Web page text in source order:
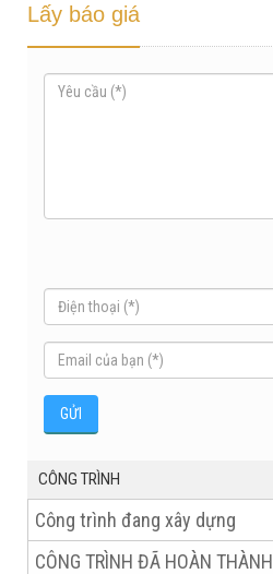
Lấy báo giá
CÔNG TRÌNH
Công trình đang xây dựng
CÔNG TRÌNH ĐÃ HOÀN THÀNH